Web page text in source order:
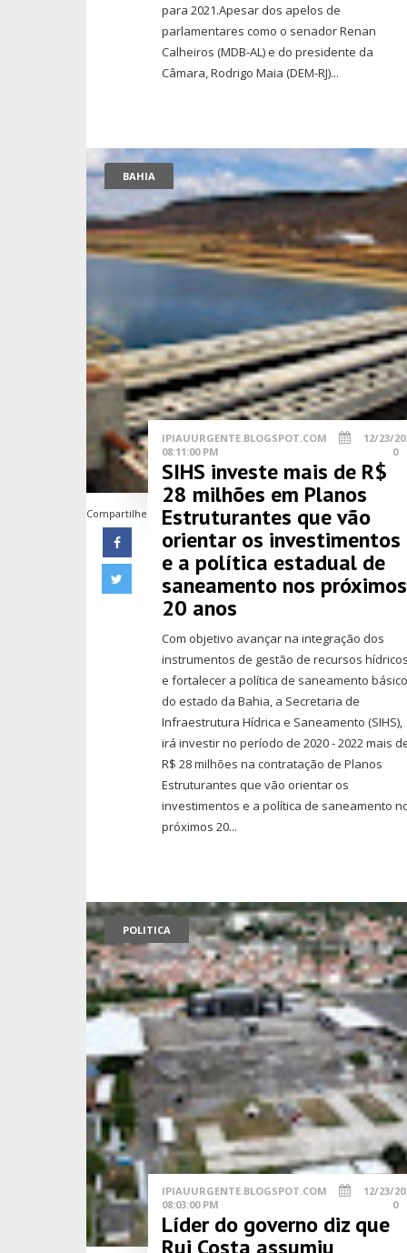
para 2021.Apesar dos apelos de
parlamentares como o senador Renan
Calheiros (MDB-AL) e do presidente da
Câmara, Rodrigo Maia (DEM-RJ)...
BAHIA
Compartilhe
IPIAUURGENTE.BLOGSPOT.COM
12/23/
08:11:00 PM
0
SIHS investe mais de R$
28 milhões em Planos
Estruturantes que vão
orientar os investimentos
e a política estadual de
saneamento nos próximos
20 anos
Com objetivo avançar na integração dos
instrumentos de gestão de recursos
e fortalecer a política de saneamento
do estado da Bahia, a Secretaria de
Infraestrutura Hídrica e Saneamento (SIHS),
irá investir no período de 2020 - 2022 mais
R$ 28 milhões na contratação de Planos
Estruturantes que vão orientar os
investimentos e a política de saneamento
próximos 20...
POLITICA
IPIAUURGENTE.BLOGSPOT.COM
12/23/
08:03:00 PM
0
Líder do governo diz que